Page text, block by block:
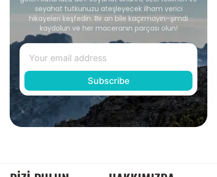
seyahat tutkunuzu ateşleyecek ilham verici
hikayeleri keşfedin. Bir an bile kaçırmayın–şimdi
kaydolun ve her maceranın parçası olun!